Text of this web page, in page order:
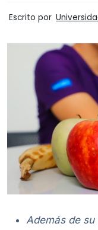
Escrito por
Además de